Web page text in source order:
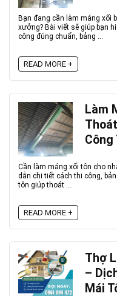
Bạn đang cần làm máng xối
xưởng? Bài viết sẽ giúp bạn
công đúng chuẩn, bảng ...
READ MORE +
Làm
Công
Cần làm máng xối tôn cho
dẫn chi tiết cách thi công,
tôn giúp thoát ...
READ MORE +
Thợ
–
Mái